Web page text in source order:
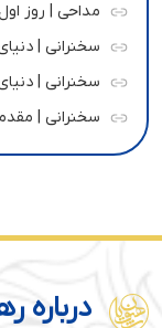
مداحی | روز اول
سخنرانی | دنیای
سخنرانی | دنیای
سخنرانی |
درباره